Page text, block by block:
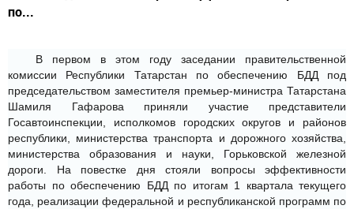
по...
В первом в этом году заседании правительственной
комиссии Республики Татарстан по обеспечению БДД под
председательством заместителя премьер-министра Татарстана
Шамиля Гафарова приняли участие представители
Госавтоинспекции, исполкомов городских округов и районов
республики, министерства транспорта и дорожного хозяйства,
министерства образования и науки, Горьковской железной
дороги. На повестке дня стояли вопросы эффективности
работы по обеспечению БДД по итогам 1 квартала текущего
года, реализации федеральной и республиканской программ по